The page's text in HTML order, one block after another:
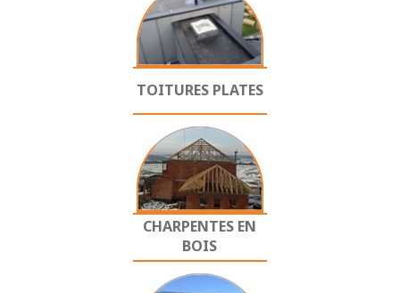
TOITURES PLATES
CHARPENTES EN
BOIS